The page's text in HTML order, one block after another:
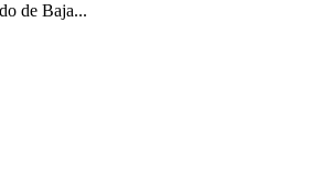
de Baja...